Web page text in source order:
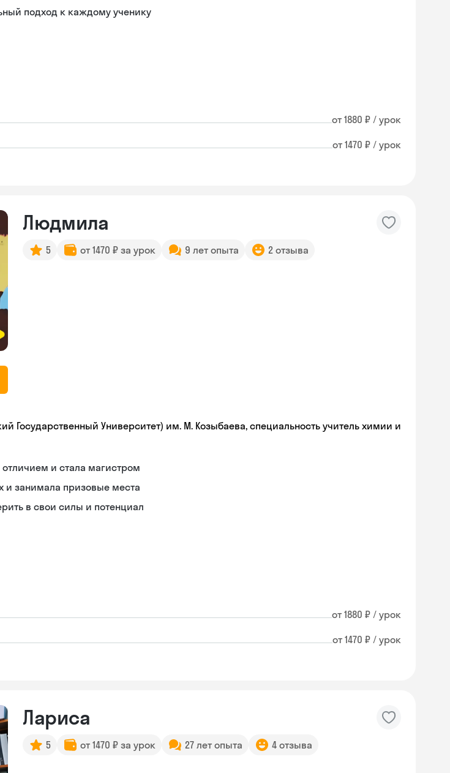
подход к каждому ученику
от 1880 ₽ / урок
от 1470 ₽ / урок
Людмила
5 от 1470 ₽ за урок 9 лет опыта 2 отзыва
Государственный Университет) им. М. Козыбаева, специальность учитель химии и
и стала магистром
и занимала призовые места
в свои силы и потенциал
от 1880 ₽ / урок
от 1470 ₽ / урок
Лариса
5 от 1470 ₽ за урок 27 лет опыта 4 отзыва